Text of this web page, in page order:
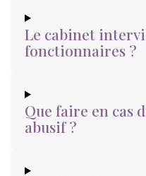
Le cabinet
fonctionnaires ?
Que faire en cas
abusif ?